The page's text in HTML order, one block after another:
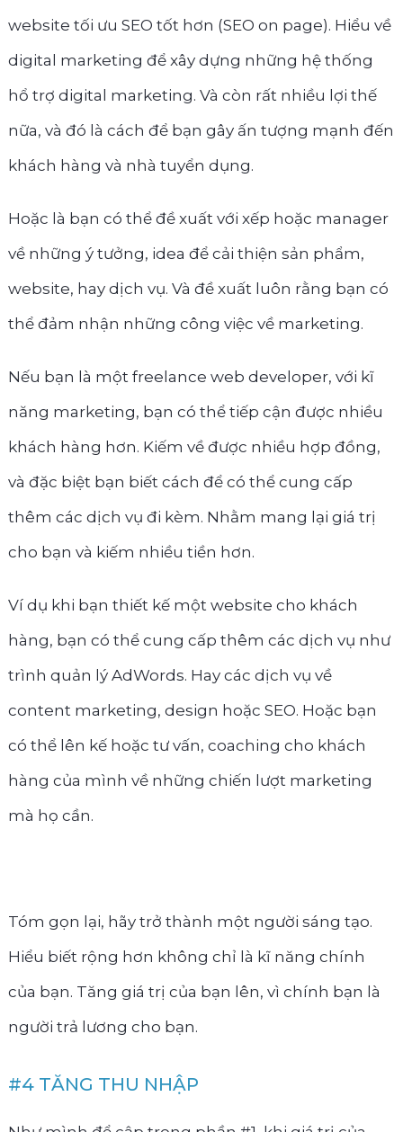
website tối ưu SEO tốt hơn (SEO on page). Hiểu về
digital marketing để xây dựng những hệ thống
hổ trợ digital marketing. Và còn rất nhiều lợi thế
nữa, và đó là cách để bạn gây ấn tượng mạnh đến
khách hàng và nhà tuyển dụng.
Hoặc là bạn có thể đề xuất với xếp hoặc manager
về những ý tưởng, idea để cải thiện sản phẩm,
website, hay dịch vụ. Và đề xuất luôn rằng bạn có
thể đảm nhận những công việc về marketing.
Nếu bạn là một freelance web developer, với kĩ
năng marketing, bạn có thể tiếp cận được nhiều
khách hàng hơn. Kiếm về được nhiều hợp đồng,
và đặc biệt bạn biết cách để có thể cung cấp
thêm các dịch vụ đi kèm. Nhằm mang lại giá trị
cho bạn và kiếm nhiều tiền hơn.
Ví dụ khi bạn thiết kế một website cho khách
hàng, bạn có thể cung cấp thêm các dịch vụ như
trình quản lý AdWords. Hay các dịch vụ về
content marketing, design hoặc SEO. Hoặc bạn
có thể lên kế hoặc tư vấn, coaching cho khách
hàng của mình về những chiến lượt marketing
mà họ cần.
Tóm gọn lại, hãy trở thành một người sáng tạo.
Hiểu biết rộng hơn không chỉ là kĩ năng chính
của bạn. Tăng giá trị của bạn lên, vì chính bạn là
người trả lương cho bạn.
#4 TĂNG THU NHẬP